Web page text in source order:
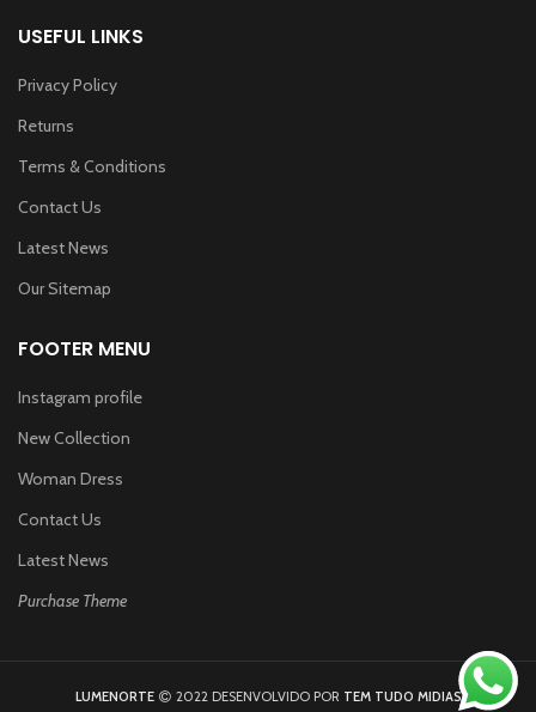
USEFUL LINKS
Privacy Policy
Returns
Terms & Conditions
Contact Us
Latest News
Our Sitemap
FOOTER MENU
Instagram profile
New Collection
Woman Dress
Contact Us
Latest News
Purchase Theme
LUMENORTE 2022 DESENVOLVIDO POR TEM TUDO MIDIAS